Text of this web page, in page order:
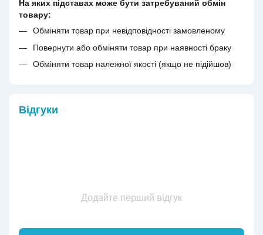
На яких підставах може бути затребуваний обмін
товару:
Обміняти товар при невідповідності замовленому
Повернути або обміняти товар при наявності браку
Обміняти товар належної якості (якщо не підійшов)
Відгуки
Додайте перший відгук